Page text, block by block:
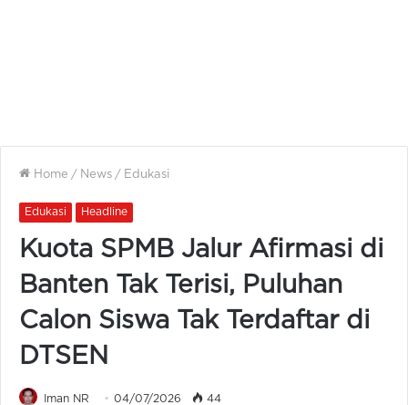
Home / News / Edukasi
Edukasi Headline
Kuota SPMB Jalur Afirmasi di
Banten Tak Terisi, Puluhan
Calon Siswa Tak Terdaftar di
DTSEN
Iman NR 04/07/2026 44